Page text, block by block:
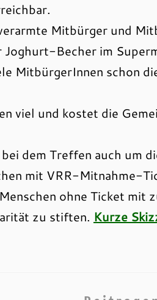
Mitbürger und
Becher im
MitbürgerInnen schon
viel und kostet die
dem Treffen auch um
mit VRR-Mitnahme-
ohne Ticket mit
zu stiften. Kurze